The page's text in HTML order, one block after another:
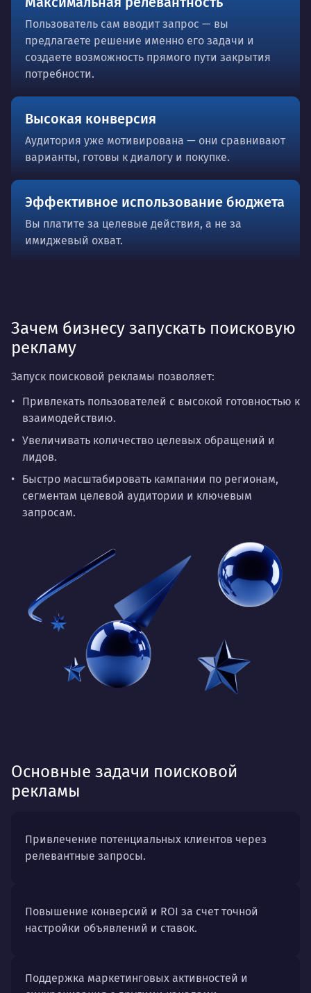
Пользователь сам вводит запрос — вы
предлагаете решение именно его задачи и
создаете возможность прямого пути закрытия
потребности.
Высокая конверсия
Аудитория уже мотивирована — они сравнивают
варианты, готовы к диалогу и покупке.
Эффективное использование бюджета
Вы платите за целевые действия, а не за
имиджевый охват.
Зачем бизнесу запускать поисковую
рекламу
Запуск поисковой рекламы позволяет:
Привлекать пользователей с высокой готовностью к
взаимодействию.
Увеличивать количество целевых обращений и
лидов.
Быстро масштабировать кампании по регионам,
сегментам целевой аудитории и ключевым
запросам.
Основные задачи поисковой
рекламы
Привлечение потенциальных клиентов через
релевантные запросы.
Повышение конверсий и ROI за счет точной
настройки объявлений и ставок.
Поддержка маркетинговых активностей и